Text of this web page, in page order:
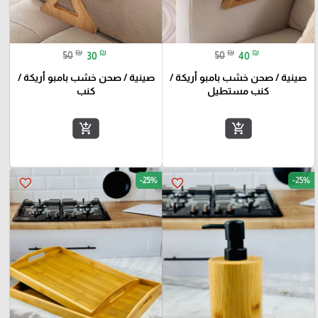
50 ₪ 40 ₪
صينية / صحن خشب بامبو أريكة /
كنب مستطيل
add_shopping_cart
50 ₪ 30 ₪
صينية / صحن خشب بامبو أريكة /
كنب
add_shopping_cart
favorite_border -25%
favorite_border -25%